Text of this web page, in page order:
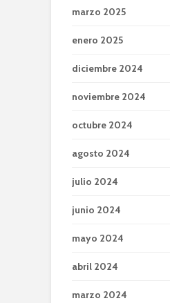
marzo 2025
enero 2025
diciembre 2024
noviembre 2024
octubre 2024
agosto 2024
julio 2024
junio 2024
mayo 2024
abril 2024
marzo 2024